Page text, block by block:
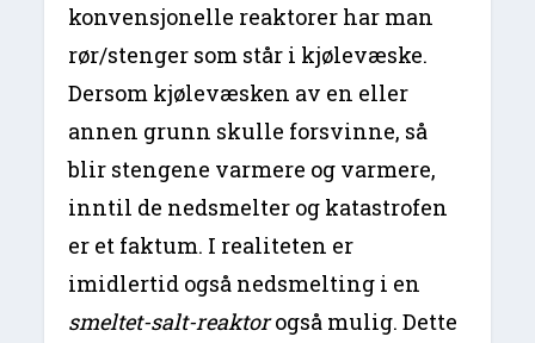
konvensjonelle reaktorer har man
rør/stenger som står i kjølevæske.
Dersom kjølevæsken av en eller
annen grunn skulle forsvinne, så
blir stengene varmere og varmere,
inntil de nedsmelter og katastrofen
er et faktum. I realiteten er
imidlertid også nedsmelting i en
smeltet-salt-reaktorogså mulig. Dette